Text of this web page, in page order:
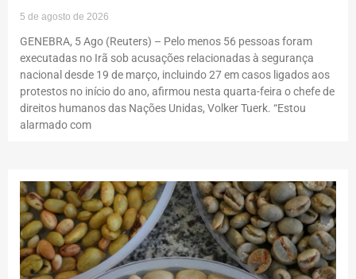
5 de agosto de 2026
GENEBRA, 5 Ago (Reuters) – Pelo menos 56 pessoas foram
executadas no Irã sob acusações relacionadas à segurança
nacional desde 19 de março, incluindo 27 em casos ligados aos
protestos no início do ano, afirmou nesta quarta-feira o chefe de
direitos humanos das Nações Unidas, Volker Tuerk. “Estou
alarmado com